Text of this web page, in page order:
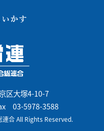
区大塚4-10-7
03-5978-3588
合 All Rights Reserved.